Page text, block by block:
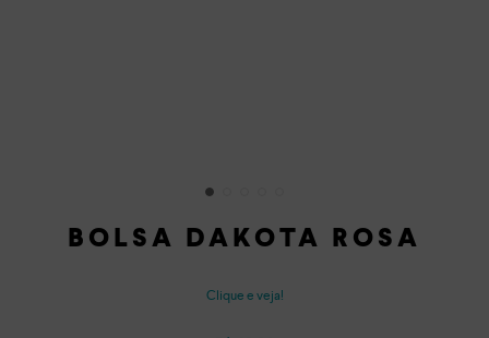
BOLSA DAKOTA ROSA
Clique e veja!